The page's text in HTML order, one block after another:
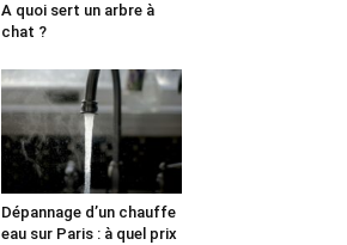
A quoi sert un arbre à
chat ?
Dépannage d’un chauffe
eau sur Paris : à quel prix